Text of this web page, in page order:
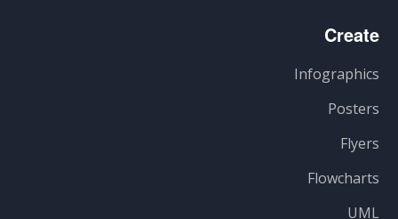
Create
Infographics
Posters
Flyers
Flowcharts
UML